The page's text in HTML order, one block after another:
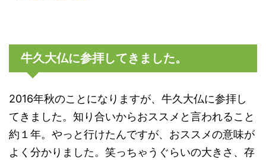
牛久大仏に参拝してきました。
2016年秋のことになりますが、牛久大仏に参拝し
てきました。知り合いからおススメと言われること
約１年。やっと行けたんですが、おススメの意味が
よく分かりました。笑っちゃうぐらいの大きさ、存